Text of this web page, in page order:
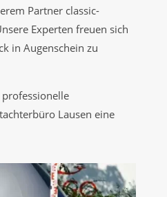
Partner classic-
Experten freuen sich
in Augenschein zu
Lausen eine